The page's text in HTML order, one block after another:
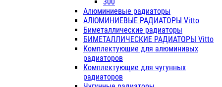
Алюминиевые радиаторы
АЛЮМИНИЕВЫЕ РАДИАТОРЫ Vitto
Биметаллические радиаторы
БИМЕТАЛЛИЧЕСКИЕ РАДИАТОРЫ Vitto
Комплектующие для алюминивых
радиаторов
Комплектующие для чугунных
радиаторов